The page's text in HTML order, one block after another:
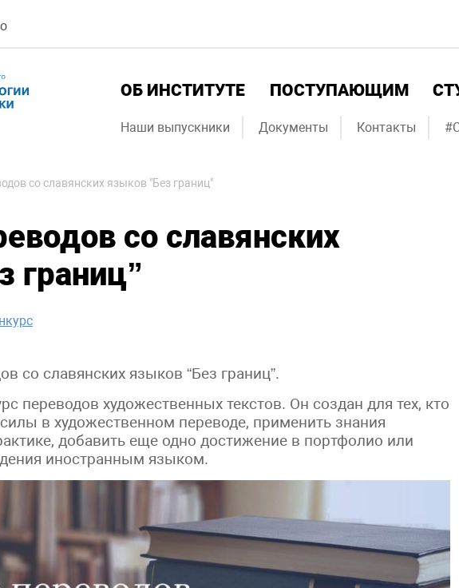
ОБ ИНСТИТУТЕ ПОСТУПАЮЩИМ
Наши выпускники Документы Контакты
со славянских языков "Без границ"
со славянских
границ”
со славянских языков “Без границ”.
переводов художественных текстов. Он создан для тех, кто
в художественном переводе, применить знания
добавить еще одно достижение в портфолио или
иностранным языком.